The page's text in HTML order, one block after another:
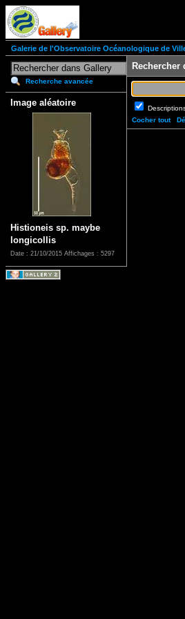
Galerie de l'Observatoire Océanologique de
Recherche avancée
Image aléatoire
Histioneis sp. maybe
longicollis
Date : 21/10/2015 Affichages : 5297
Rechercher
Cocher tout